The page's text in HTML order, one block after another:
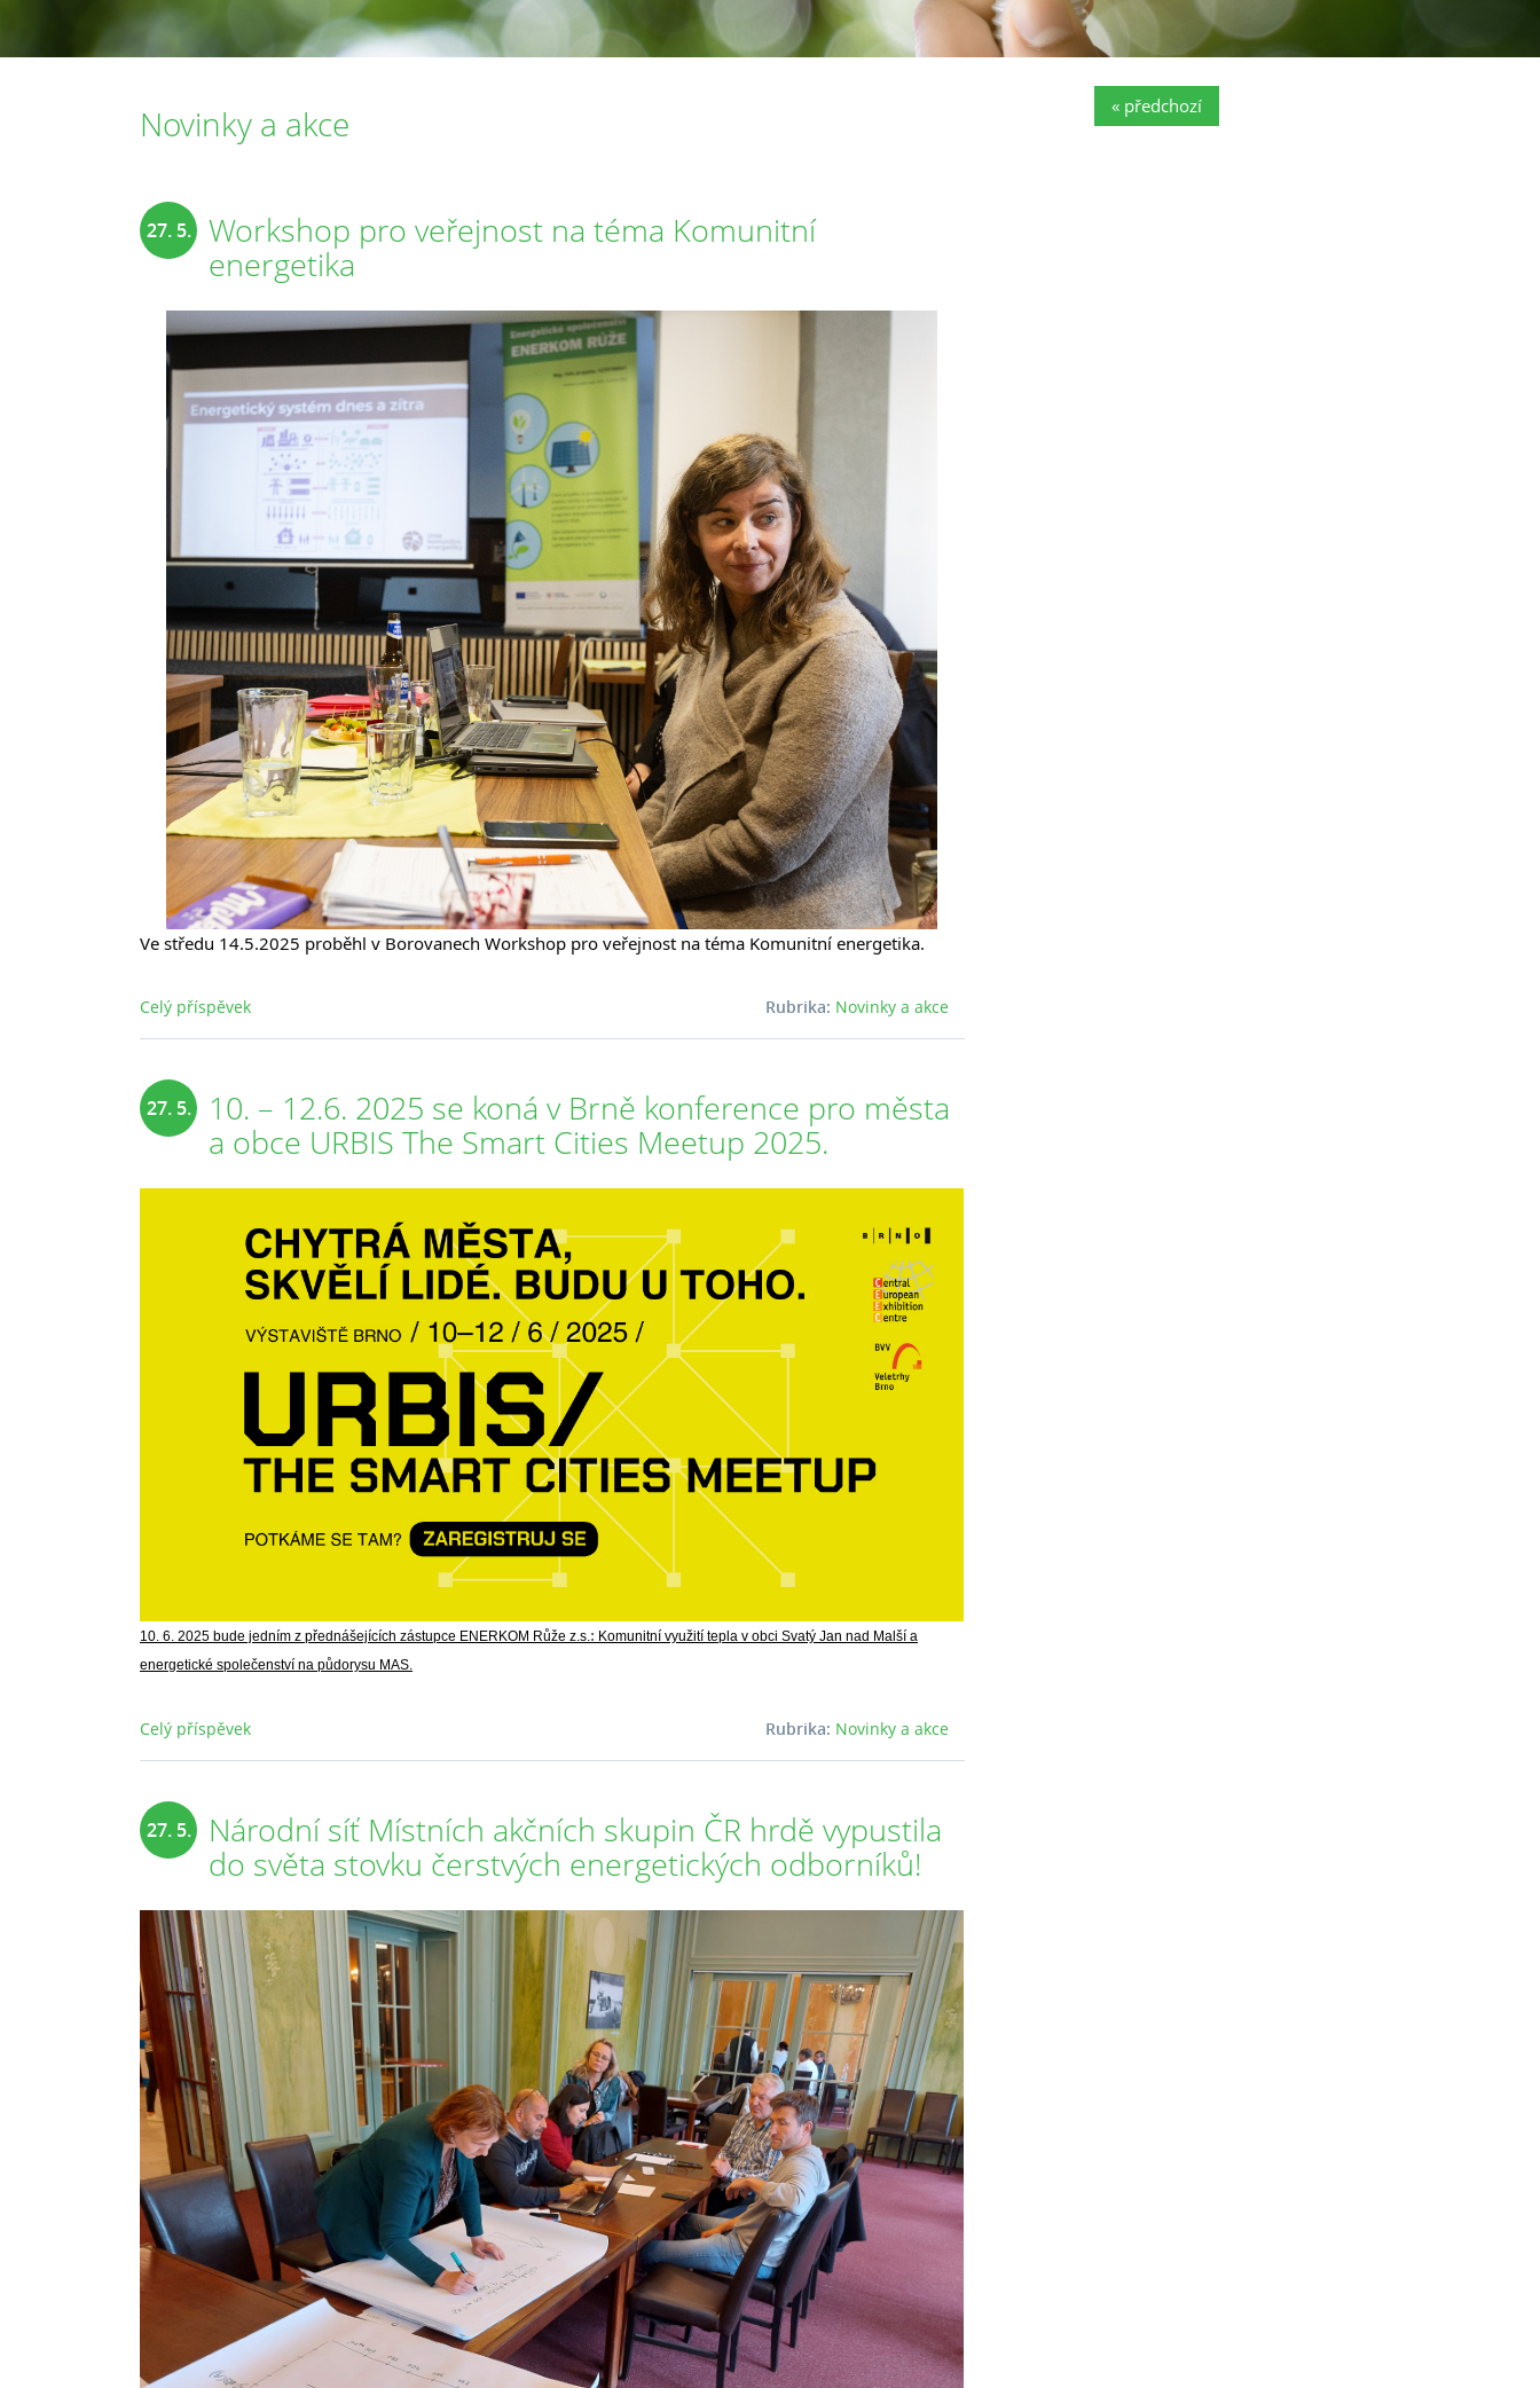
Novinky a akce
27. 5.
Workshop pro veřejnost na téma Komunitní
energetika
Ve středu 14.5.2025 proběhl v Borovanech Workshop pro veřejnost na téma Komunitní energetika.
Celý příspěvek Rubrika: Novinky a akce
27. 5.
10. – 12.6. 2025 se koná v Brně konference pro města
a obce URBIS The Smart Cities Meetup 2025.
10. 6. 2025 bude jedním z přednášejících zástupce ENERKOM Růže z.s. : Komunitní využití tepla v obci Svatý Jan nad Malší a
energetické společenství na půdorysu MAS.
Celý příspěvek Rubrika: Novinky a akce
27. 5.
Národní síť Místních akčních skupin ČR hrdě vypustila
do světa stovku čerstvých energetických odborníků!
« předchozí